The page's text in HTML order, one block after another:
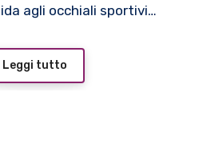
agli occhiali sportivi…
Leggi tutto